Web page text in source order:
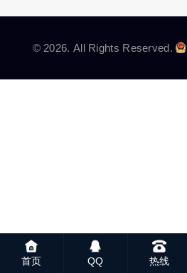
© 2026. All Rights Reserved.
首页 QQ 热线